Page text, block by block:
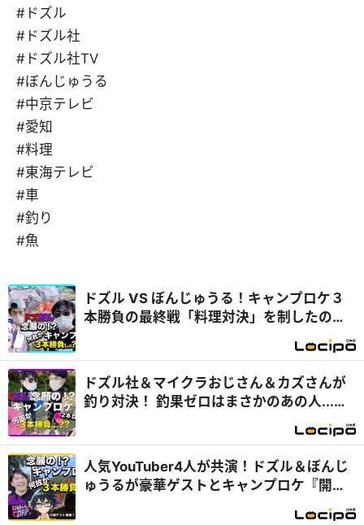
#ドズル
#ドズル社
#ドズル社TV
#ぼんじゅうる
#中京テレビ
#愛知
#料理
#東海テレビ
#車
#釣り
#魚
ドズル VS ぼんじゅうる！キャンプロケ３
本勝負の最終戦「料理対決」を制したの
ドズル社＆マイクラおじさん＆カズさんが
釣り対決！ 釣果ゼロはまさかのあの人...
人気YouTuber4人が共演！ドズル＆ぼんじ
ゅうるが豪華ゲストとキャンプロケ『開